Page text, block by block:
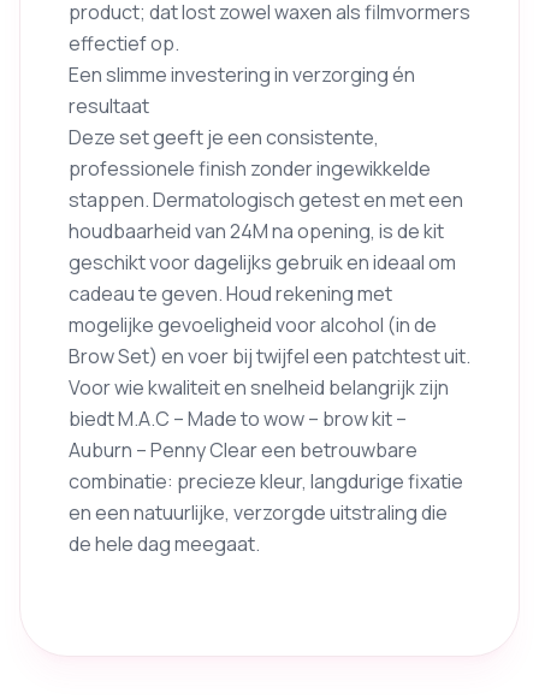
product; dat lost zowel waxen als filmvormers
effectief op.
Een slimme investering in verzorging én
resultaat
Deze set geeft je een consistente,
professionele finish zonder ingewikkelde
stappen. Dermatologisch getest en met een
houdbaarheid van 24M na opening, is de kit
geschikt voor dagelijks gebruik en ideaal om
cadeau te geven. Houd rekening met
mogelijke gevoeligheid voor alcohol (in de
Brow Set) en voer bij twijfel een patchtest uit.
Voor wie kwaliteit en snelheid belangrijk zijn
biedt M.A.C – Made to wow – brow kit –
Auburn – Penny Clear een betrouwbare
combinatie: precieze kleur, langdurige fixatie
en een natuurlijke, verzorgde uitstraling die
de hele dag meegaat.